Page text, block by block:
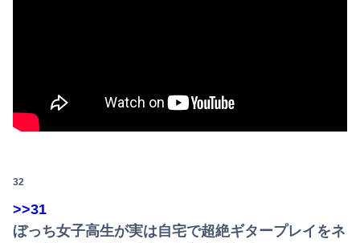
32
>>31
ぼっち女子高生が実は自宅で超絶ギタープレイをネ